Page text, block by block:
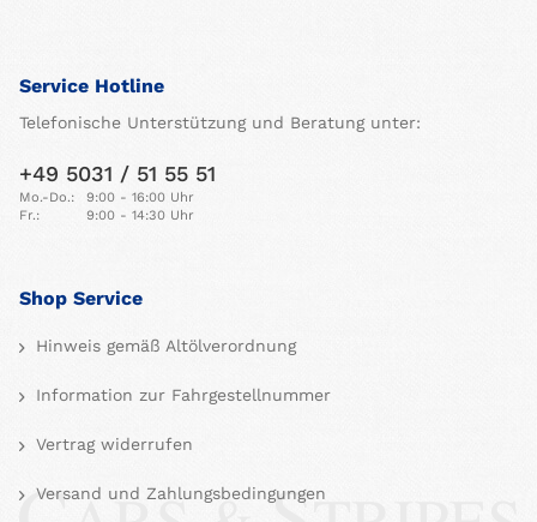
Service Hotline
Telefonische Unterstützung und Beratung unter:
+49 5031 / 51 55 51
Mo.-Do.:
9:00 - 16:00 Uhr
Fr.:
9:00 - 14:30 Uhr
Shop Service
Hinweis gemäß Altölverordnung
Information zur Fahrgestellnummer
Vertrag widerrufen
Versand und Zahlungsbedingungen